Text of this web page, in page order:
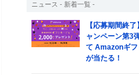
ニュース - 新着一覧 -
【応募期間終
ャンペーン第3
て Amazonギ
が当たる！